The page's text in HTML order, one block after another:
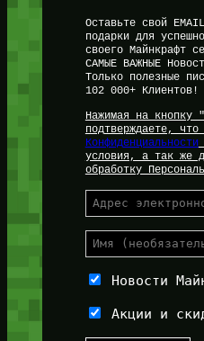
Оставьте свой
подарки для
своего Майнкрафт
САМЫЕ ВАЖНЫЕ
Только полезные
102 000+ Клиентов!
Нажимая на кнопку
подтверждаете, что
Конфиденциальности
условия, а так же
обработку
Новости
Акции и